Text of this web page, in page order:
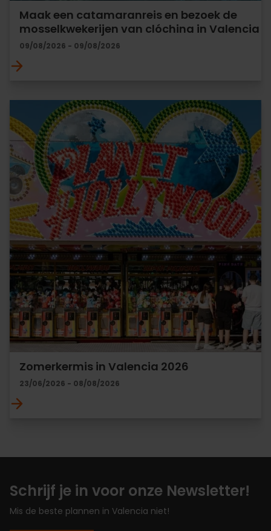
Maak een catamaranreis en bezoek de
mosselkwekerijen van clóchina in Valencia
09/08/2026 - 09/08/2026
Zomerkermis in Valencia 2026
23/06/2026 - 08/08/2026
Schrijf je in voor onze Newsletter!
Mis de beste plannen in Valencia niet!